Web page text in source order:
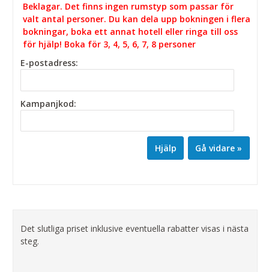
Beklagar. Det finns ingen rumstyp som passar för
valt antal personer. Du kan dela upp bokningen i flera
bokningar, boka ett annat hotell eller ringa till oss
för hjälp! Boka för 3, 4, 5, 6, 7, 8 personer
E-postadress:
Kampanjkod:
Hjälp
Det slutliga priset inklusive eventuella rabatter visas i nästa
steg.